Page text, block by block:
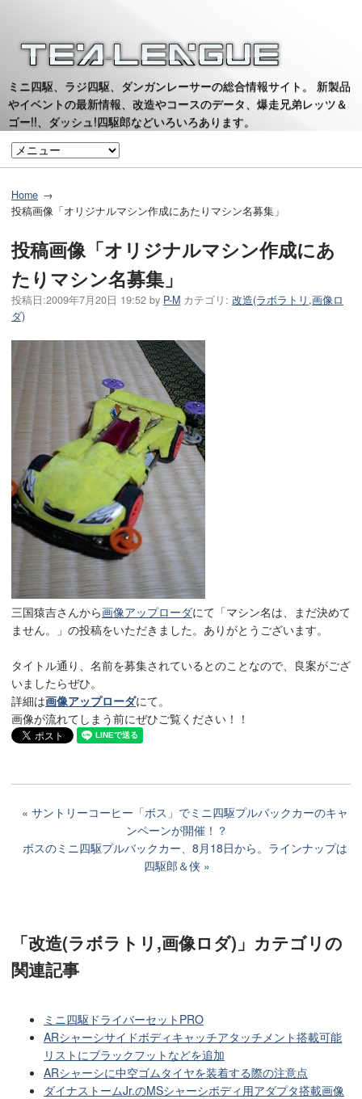
ミニ四駆、ラジ四駆、ダンガンレーサーの総合情報サイト。 新製品
やイベントの最新情報、改造やコースのデータ、爆走兄弟レッツ＆
ゴー!!、ダッシュ!四駆郎などいろいろあります。
Home
投稿画像「オリジナルマシン作成にあたりマシン名募集」
投稿画像「オリジナルマシン作成にあ
たりマシン名募集」
投稿日:2009年7月20日 19:52 by P-M カテゴリ: 改造(ラボラトリ,画像ロ
ダ)
三国猿吉さんから画像アップローダにて「マシン名は、まだ決めて
ません。」の投稿をいただきました。ありがとうございます。
タイトル通り、名前を募集されているとのことなので、良案がござ
いましたらぜひ。
詳細は画像アップローダにて。
画像が流れてしまう前にぜひご覧ください！！
サントリーコーヒー「ボス」でミニ四駆プルバックカーのキャ
ンペーンが開催！？
ボスのミニ四駆プルバックカー、8月18日から。ラインナップは
四駆郎＆侠
「改造(ラボラトリ,画像ロダ)」カテゴリの
関連記事
ミニ四駆ドライバーセットPRO
ARシャーシサイドボディキャッチアタッチメント搭載可能
リストにブラックフットなどを追加
ARシャーシに中空ゴムタイヤを装着する際の注意点
ダイナストームJr.のMSシャーシボディ用アダプタ搭載画像